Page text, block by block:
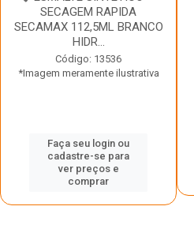
SECAGEM RAPIDA
SECAMAX 112,5ML BRANCO
HIDR...
Código: 13536
*Imagem meramente ilustrativa
Faça seu login ou
cadastre-se para
ver preços e
comprar